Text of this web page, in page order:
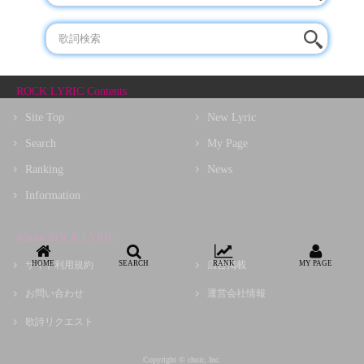
ROCK LYRIC Contents
Site Top
Search
Ranking
Information
New Lyric
My Page
News
About ROCK LYRIC
サイト利用規約
お問い合わせ
歌詩リクエスト
広告掲載
運営会社情報
Copyright © choir, Inc.
HOME SEARCH RANK MY PAGE